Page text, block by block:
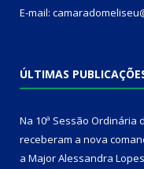
E-mail:
ÚLTIMAS
Na 10ª Sessão Ordinária
receberam a nova
a Major Alessandra